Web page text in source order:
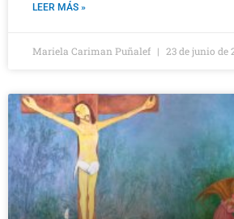
LEER MÁS »
Mariela Cariman Puñalef 23 de junio de